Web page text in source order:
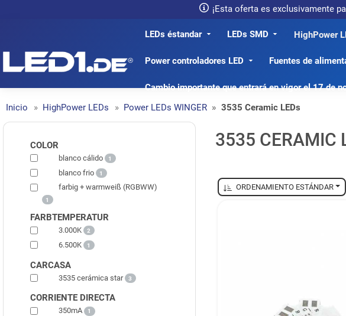
¡Esta oferta es exclusivamente
LEDs éstandar LEDs SMD HighPower
Power controladores LED Fuentes de
Cambio importante que entrará en vigor el 17 de
Inicio HighPower LEDs Power LEDs WINGER 3535 Ceramic LEDs
3535 CERAMIC
ORDENAMIENTO ESTÁNDAR
COLOR
blanco cálido 1
blanco frio 1
farbig + warmweiß (RGBWW)
1
FARBTEMPERATUR
3.000K 2
6.500K 1
CARCASA
3535 cerámica star 3
CORRIENTE DIRECTA
350mA 1